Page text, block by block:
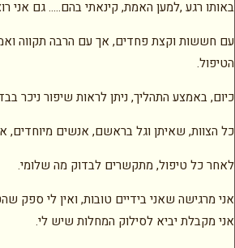
באותו רגע ,למען האמת, קינאתי בהם….. גם אני
עם חששות וקצת פחדים, אך עם הרבה תקווה
הטיפול.
כיום, באמצע התהליך, ניתן לראות שיפור ניכר
כל הצוות, שאיתן וגל בראשם, אנשים מיוחדים,
לאחר כל טיפול, מתקשרים לבדוק מה שלומי.
אני מרגישה שאני בידיים טובות, ואין לי ספק
אני מקבלת יביא לסילוק המחלות שיש לי.